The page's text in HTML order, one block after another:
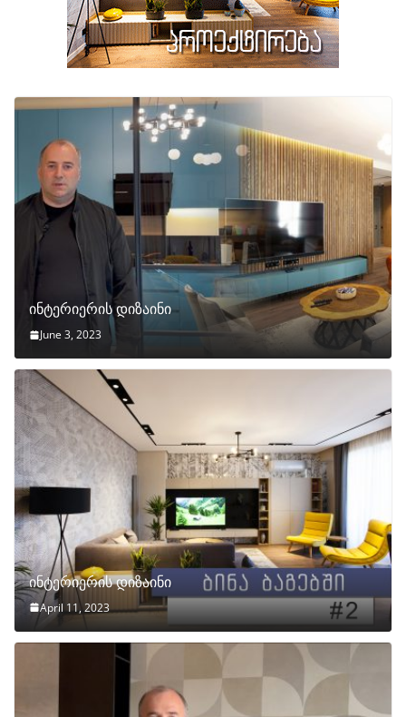
ინტერიერის დიზაინი
June 3, 2023
ინტერიერის დიზაინი
April 11, 2023